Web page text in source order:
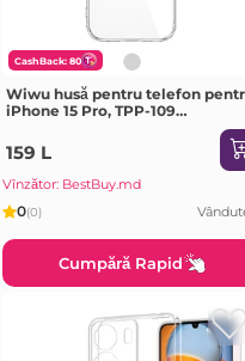
CashBack: 80
Wiwu husă pentru telefon
iPhone 15 Pro, TPP-109
159 L
Vînzător: BestBuy.md
0(0)
Cumpără Rapid